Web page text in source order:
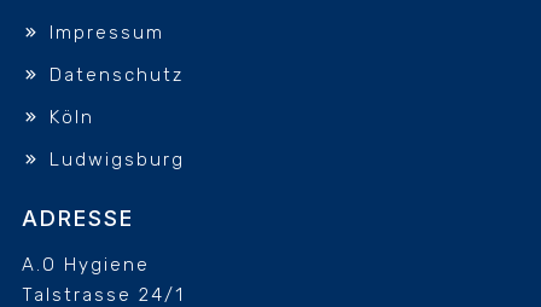
Impressum
Datenschutz
Köln
Ludwigsburg
ADRESSE
A.O Hygiene
Talstrasse 24/1